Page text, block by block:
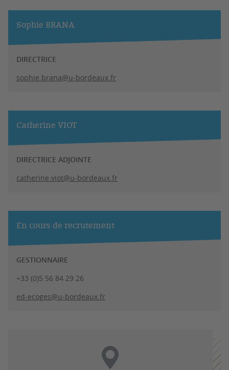
Sophie BRANA
DIRECTRICE
sophie.brana@u-bordeaux.fr
Catherine VIOT
DIRECTRICE ADJOINTE
catherine.viot@u-bordeaux.fr
En cours de recrutement
GESTIONNAIRE
+33 (0)5 56 84 29 26
ed-ecoges@u-bordeaux.fr